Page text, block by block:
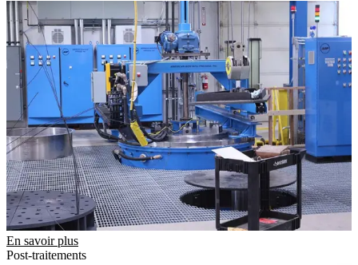
En savoir plus
Post-traitements